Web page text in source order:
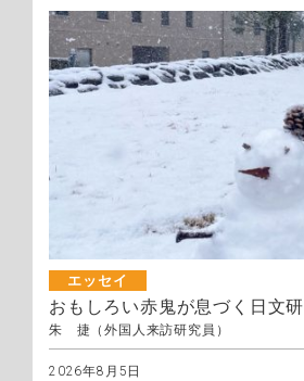
エッセイ
おもしろい赤鬼が息づく日文研
朱 捷（外国人来訪研究員）
2026年8月5日